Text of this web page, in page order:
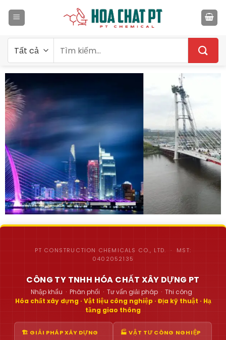
qua
kiếm:
PT CONSTRUCTION CHEMICALS CO., LTD. · MST:
0402052135
CÔNG TY TNHH HÓA CHẤT XÂY DỰNG PT
Nhập khẩu · Phân phối · Tư vấn giải pháp · Thi công
Hóa chất xây dựng · Vật liệu công nghiệp · Địa kỹ thuật · Hạ
tầng giao thông
🏗 GIẢI PHÁP XÂY DỰNG 🏭 VẬT TƯ CÔNG NGHIỆP